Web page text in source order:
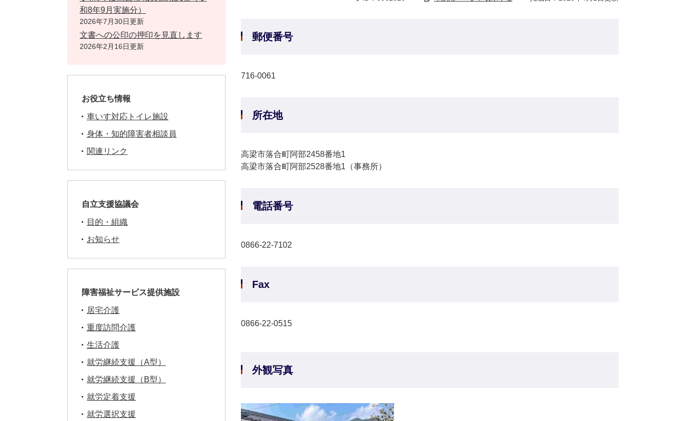
郵便番号
716-0061
所在地
高梁市落合町阿部2458番地1
高梁市落合町阿部2528番地1（事務所）
電話番号
0866-22-7102
Fax
0866-22-0515
外観写真
和8年9月実施分）
2026年7月30日更新
文書への公印の押印を見直します
2026年2月16日更新
お役立ち情報
車いす対応トイレ施設
身体・知的障害者相談員
関連リンク
自立支援協議会
目的・組織
お知らせ
障害福祉サービス提供施設
居宅介護
重度訪問介護
生活介護
就労継続支援（A型）
就労継続支援（B型）
就労定着支援
就労選択支援